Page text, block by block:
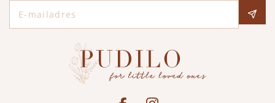
See our FacebookBekijk onze Instagram pagina